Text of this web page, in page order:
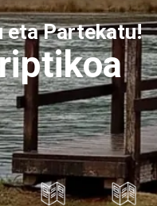
eta Partekatu!